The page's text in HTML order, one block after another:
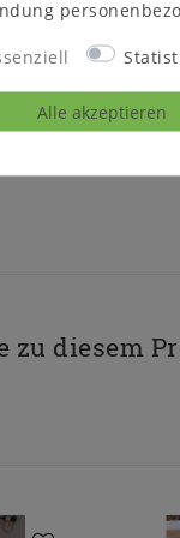
zu diesem
Alle akzeptieren